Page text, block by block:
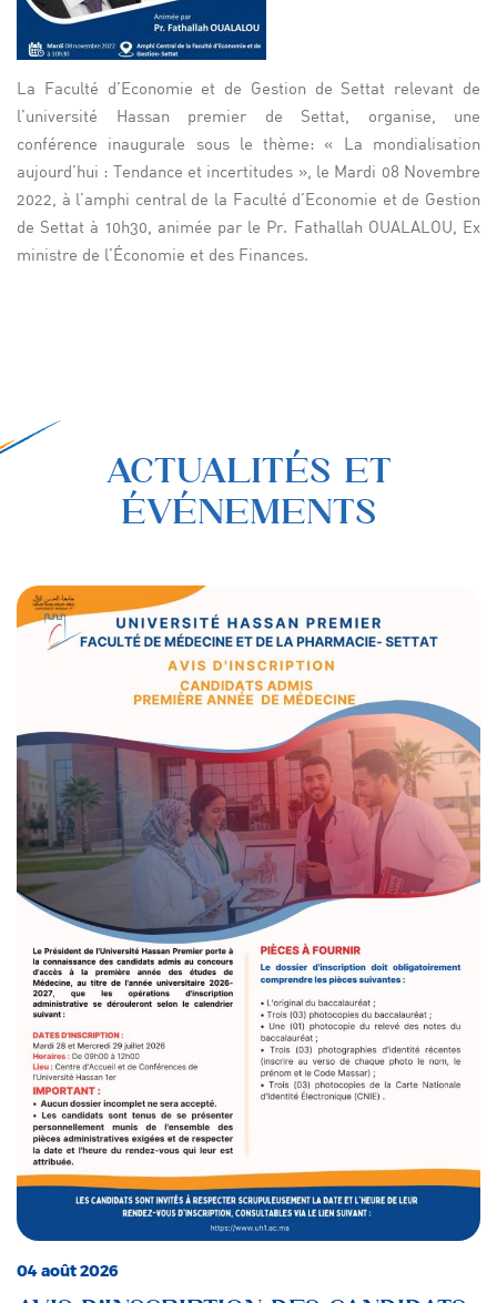
La Faculté d’Economie et de Gestion de Settat relevant de
l’université Hassan premier de Settat, organise, une
conférence inaugurale sous le thème: « La mondialisation
aujourd’hui : Tendance et incertitudes », le Mardi 08 Novembre
2022, à l’amphi central de la Faculté d’Economie et de Gestion
de Settat à 10h30, animée par le Pr. Fathallah OUALALOU, Ex
ministre de l’Économie et des Finances.
ACTUALITÉS ET
ÉVÉNEMENTS
04 août 2026